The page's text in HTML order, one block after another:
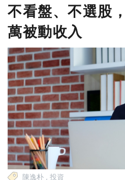
不看盤、不選股
萬被動收入
陳逸朴 , 投資